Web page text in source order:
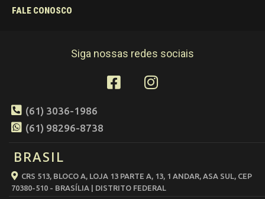
FALE CONOSCO
Siga nossas redes sociais
(61) 3036-1986
(61) 98296-8738
BRASIL
CRS 513, BLOCO A, LOJA 13 PARTE A, 13, 1 ANDAR, ASA SUL, CEP
70380-510 - BRASÍLIA | DISTRITO FEDERAL